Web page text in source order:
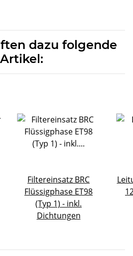
dazu folgende
Artikel:
Filtereinsatz BRC
Flüssigphase ET98
(Typ 1) - inkl.
Dichtungen